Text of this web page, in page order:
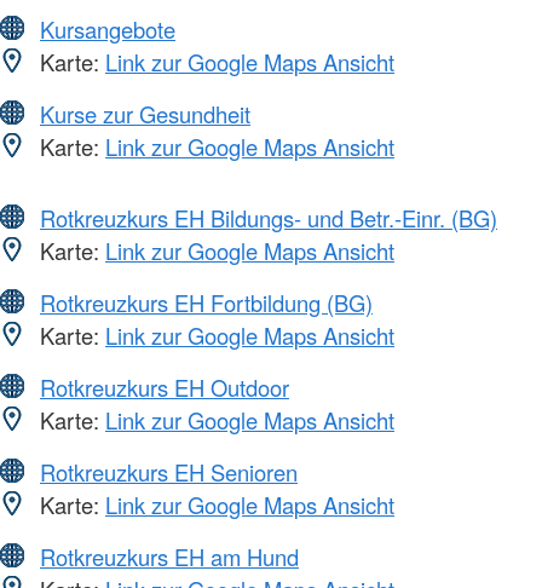
Kursangebote
Karte: Link zur Google Maps Ansicht
Kurse zur Gesundheit
Karte: Link zur Google Maps Ansicht
Rotkreuzkurs EH Bildungs- und Betr.-Einr. (BG)
Karte: Link zur Google Maps Ansicht
Rotkreuzkurs EH Fortbildung (BG)
Karte: Link zur Google Maps Ansicht
Rotkreuzkurs EH Outdoor
Karte: Link zur Google Maps Ansicht
Rotkreuzkurs EH Senioren
Karte: Link zur Google Maps Ansicht
Rotkreuzkurs EH am Hund